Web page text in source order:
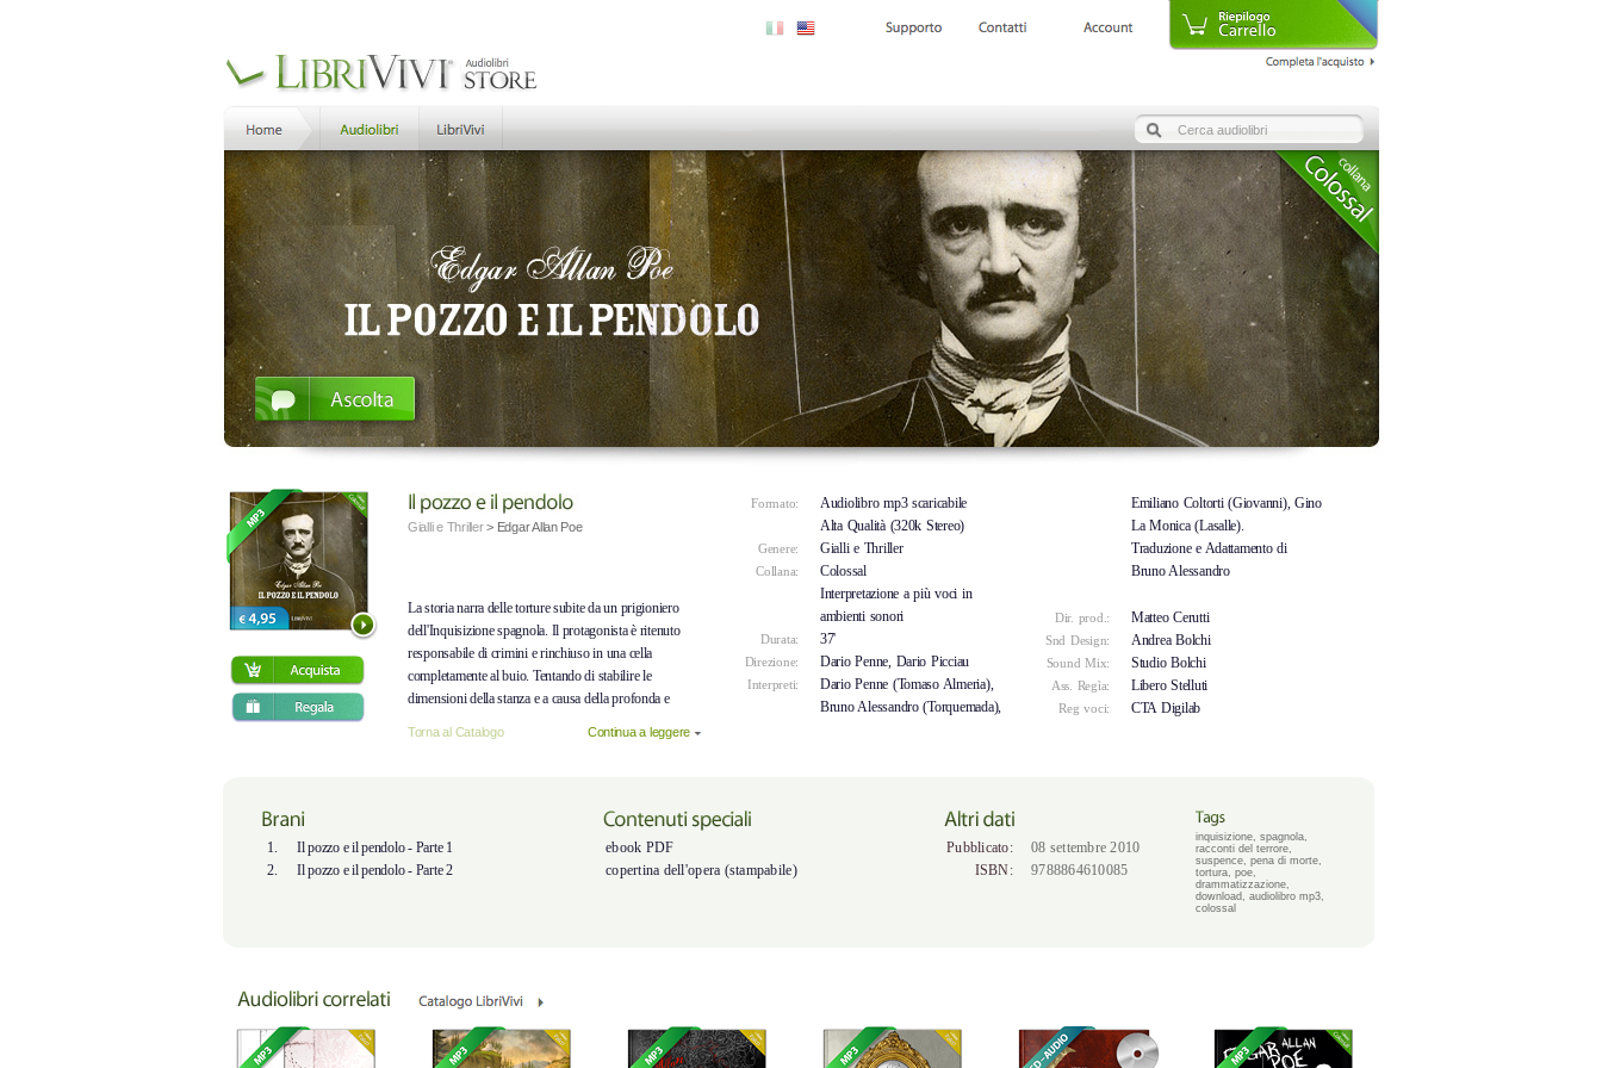
Gialli e Thriller > Edgar Allan Poe
La storia narra delle torture subite da un prigioniero
dell'Inquisizione spagnola. Il protagonista è ritenuto
responsabile di crimini e rinchiuso in una cella
completamente al buio. Tentando di stabilire le
dimensioni della stanza e a causa della profonda e
forma di pendolo è sospesa sopra di lui: il suo
squarciargli il petto. Il terrore di una fine atroce
vita...
Torna al Catalogo Continua a leggere
Formato:
Audiolibro mp3 scaricabile
Alta Qualità (320k Stereo)
Genere: Gialli e Thriller
Collana:
Colossal
Interpretazione a più voci in
ambienti sonori
Durata: 37'
Direzione: Dario Penne, Dario Picciau
Interpreti:
Dario Penne (Tomaso Almeria),
Bruno Alessandro (Torquemada),
Emiliano Coltorti (Giovanni), Gino
La Monica (Lasalle).
Traduzione e Adattamento di
Bruno Alessandro
Dir. prod.: Matteo Cerutti
Snd Design: Andrea Bolchi
Sound Mix: Studio Bolchi
Ass. Regìa: Libero Stelluti
Reg voci: CTA Digilab
1.
Il pozzo e il pendolo - Parte 1
2.
Il pozzo e il pendolo - Parte 2
ebook PDF
copertina dell'opera (stampabile)
Pubblicato:
08 settembre 2010
ISBN:
9788864610085
inquisizione, spagnola,
racconti del terrore,
suspence, pena di morte,
tortura, poe,
drammatizzazione,
download, audiolibro mp3,
colossal